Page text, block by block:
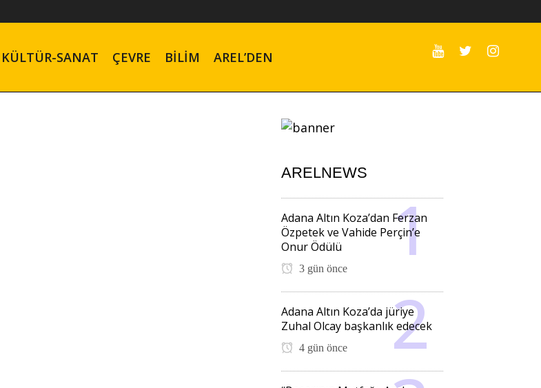
KÜLTÜR-SANAT ÇEVRE BILIM AREL’DEN
ARELNEWS
Adana Altın Koza’dan Ferzan
Özpetek ve Vahide Perçin’e
Onur Ödülü
3 gün önce
Adana Altın Koza’da jüriye
Zuhal Olcay başkanlık edecek
4 gün önce